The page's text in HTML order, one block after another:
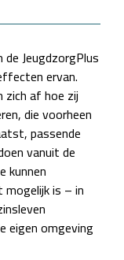
JeugdzorgPlus
ervan.
zich af hoe zij
die voorheen
passende
vanuit de
kunnen
is – in
eigen omgeving